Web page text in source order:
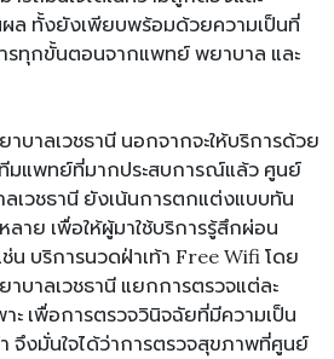
ผล ทั้งยังเพียบพร้อมด้วยความเป็นที่
ารทุกขั้นตอนจากแพทย์ พยาบาล และ
บาลเวชธานี นอกจากจะให้บริการด้วย
มแพทย์ที่มากประสบการณ์แล้ว ศูนย์
เวชธานี ยังเน้นการตกแต่งแบบทัน
าย เพื่อให้ผู้มาใช้บริการรู้สึกผ่อน
น บริการนวดฝ่าเท้า Free Wifi โดย
บาลเวชธานี แยกการตรวจแต่ละ
าะ เพื่อการตรวจวินิจฉัยที่มีความเป็น
จึงมั่นใจได้ว่าการตรวจสุขภาพที่ศูนย์